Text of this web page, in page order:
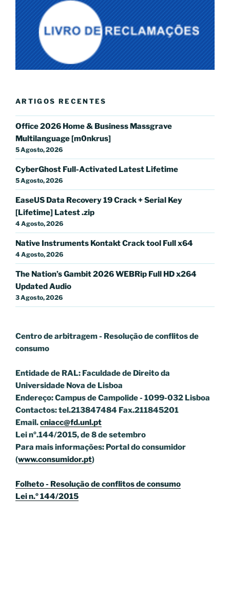
ARTIGOS RECENTES
Office 2026 Home & Business Massgrave
Multilanguage [m0nkrus]
5 Agosto, 2026
CyberGhost Full-Activated Latest Lifetime
5 Agosto, 2026
EaseUS Data Recovery 19 Crack + Serial Key
[Lifetime] Latest .zip
4 Agosto, 2026
Native Instruments Kontakt Crack tool Full x64
4 Agosto, 2026
The Nation’s Gambit 2026 WEBRip Full HD x264
Updated Audio
3 Agosto, 2026
Centro de arbitragem - Resolução de conflitosde
consumo
Entidade de RAL: Faculdade de Direito da
Universidade Nova de Lisboa
Endereço: Campus de Campolide - 1099-032 Lisboa
Contactos: tel.213847484 Fax.211845201
Email.cniacc@fd.unl.pt
Lei nº.144/2015, de 8 de setembro
Para mais informações: Portal do consumidor
(www.consumidor.pt)
Folheto - Resolução de conflitos de consumo
Lei n.º 144/2015